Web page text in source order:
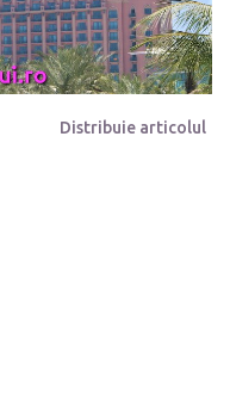
Distribuie articolul